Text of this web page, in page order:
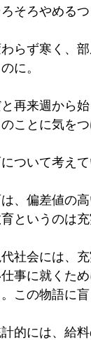
そろやめる
らず寒く、
に。
再来週から
ことに気を
ついて考え
、偏差値の
というのは
代社会には、
事に就くた
この物語に
的には、給